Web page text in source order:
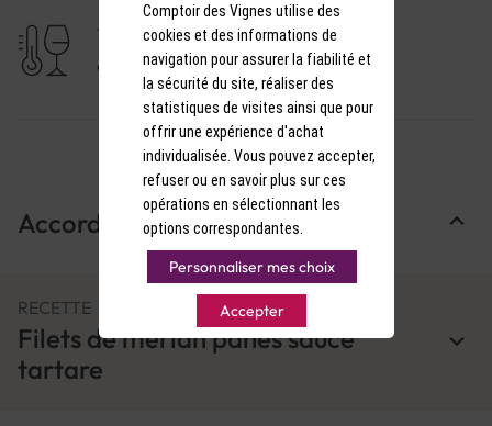
TEMPÉRATURE DE SERVICE
9-10°C
Accords Mets & Vins
RECETTE
Filets de merlan panés sauce
tartare
Comptoir des Vignes utilise des
cookies et des informations de
navigation pour assurer la fiabilité et
la sécurité du site, réaliser des
statistiques de visites ainsi que pour
offrir une expérience d'achat
individualisée. Vous pouvez accepter,
refuser ou en savoir plus sur ces
opérations en sélectionnant les
options correspondantes.
Personnaliser mes choix
Accepter